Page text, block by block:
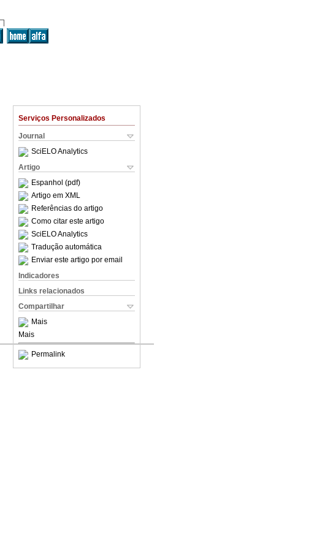
Serviços Personalizados
Journal
SciELO Analytics
Artigo
Espanhol (pdf)
Artigo em XML
Referências do artigo
Como citar este artigo
SciELO Analytics
Tradução automática
Enviar este artigo por email
Indicadores
Links relacionados
Compartilhar
Mais
Mais
Permalink